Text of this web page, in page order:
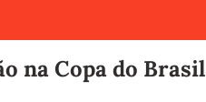
na Copa do Brasil